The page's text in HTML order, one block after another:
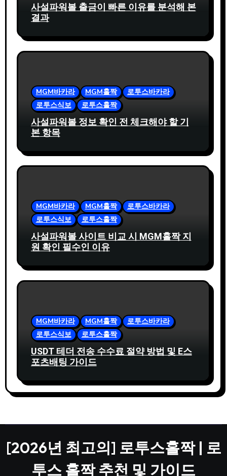
사설파워볼 출금이 빠른 이유를 분석해 본
결과
MGM바카라 MGM홀짝
로투스바카라
로투스식보
로투스홀짝
사설파워볼 정보 확인 전 체크해야 할 기
본 항목
MGM바카라 MGM홀짝
로투스바카라
로투스식보
로투스홀짝
사설파워볼 사이트 비교 시 MGM홀짝 지
원 확인 필수인 이유
MGM바카라 MGM홀짝
로투스바카라
로투스식보
로투스홀짝
USDT 테더 전송 수수료 절약 방법 및 E스
포츠배팅 가이드
[2026년 최고의] 로투스홀짝 | 로
투스 홀짝 추천 및 가이드